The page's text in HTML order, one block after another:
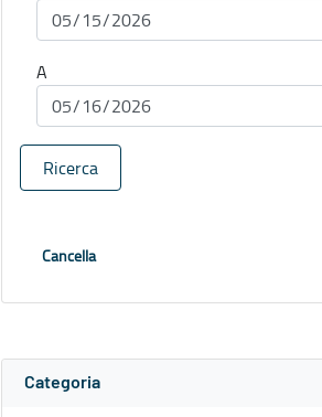
A
Ricerca
Cancella
Categoria